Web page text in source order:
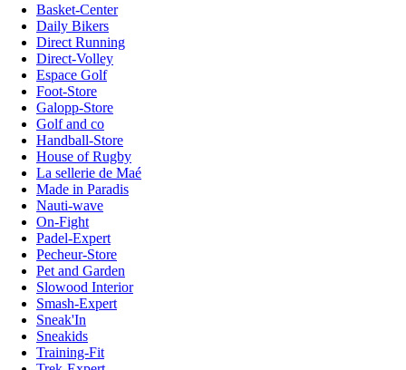
Basket-Center
Daily Bikers
Direct Running
Direct-Volley
Espace Golf
Foot-Store
Galopp-Store
Golf and co
Handball-Store
House of Rugby
La sellerie de Maé
Made in Paradis
Nauti-wave
On-Fight
Padel-Expert
Pecheur-Store
Pet and Garden
Slowood Interior
Smash-Expert
Sneak'In
Sneakids
Training-Fit